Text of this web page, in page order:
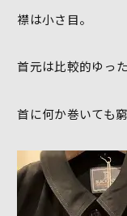
襟は小さ目。
首元は比較的ゆっ
首に何か巻いても